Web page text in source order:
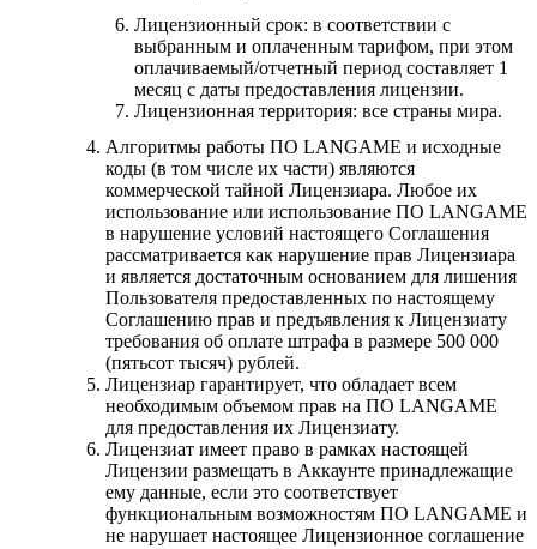
Лицензионный срок: в соответствии с
выбранным и оплаченным тарифом, при этом
оплачиваемый/отчетный период составляет 1
месяц с даты предоставления лицензии.
Лицензионная территория: все страны мира.
Алгоритмы работы ПО LANGAME и исходные
коды (в том числе их части) являются
коммерческой тайной Лицензиара. Любое их
использование или использование ПО LANGAME
в нарушение условий настоящего Соглашения
рассматривается как нарушение прав Лицензиара
и является достаточным основанием для лишения
Пользователя предоставленных по настоящему
Соглашению прав и предъявления к Лицензиату
требования об оплате штрафа в размере 500 000
(пятьсот тысяч) рублей.
Лицензиар гарантирует, что обладает всем
необходимым объемом прав на ПО LANGAME
для предоставления их Лицензиату.
Лицензиат имеет право в рамках настоящей
Лицензии размещать в Аккаунте принадлежащие
ему данные, если это соответствует
функциональным возможностям ПО LANGAME и
не нарушает настоящее Лицензионное соглашение